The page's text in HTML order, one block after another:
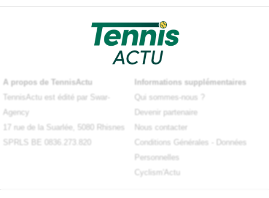
A propos de TennisActu
TennisActu est édité par Swar-
Agency
17 rue de la Suarlée, 5080 Rhisnes
SPRLS BE 0836.273.820
Informations supplémentaires
Qui sommes-nous ?
Devenir partenaire
Nous contacter
Conditions Générales
Données
Personnelles
Cyclism'Actu